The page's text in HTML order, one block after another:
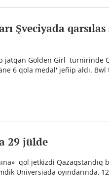
Şveciyada qarsılas
jatqan Golden Girl turnirinde
6 qola medal' jeñip aldı. Bwl
29 jülde
qol jetkizdi Qazaqstandıq
Universiada oyındarında,